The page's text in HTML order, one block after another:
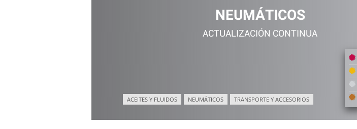
NEUMÁTICOS
ACTUALIZACIÓN CONTINUA
ACEITES Y FLUIDOS NEUMÁTICOS TRANSPORTE Y ACCESORIOS